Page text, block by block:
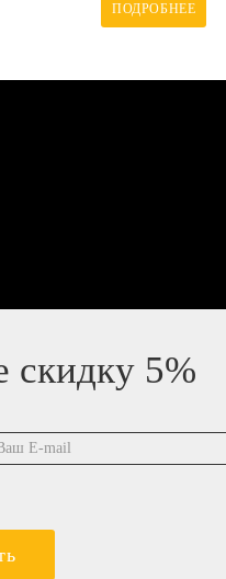
ПОДРОБНЕЕ
скидку 5%